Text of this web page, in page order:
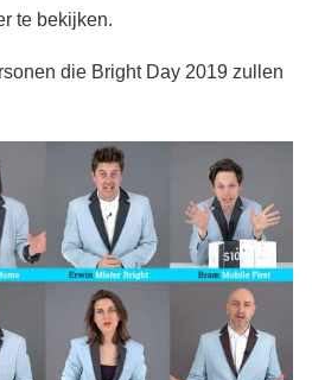
te bekijken.
die Bright Day 2019 zullen